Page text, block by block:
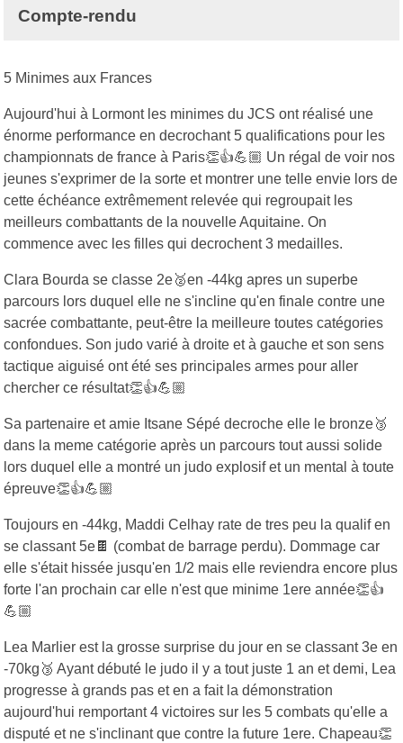
Compte-rendu
5 Minimes aux Frances
Aujourd'hui à Lormont les minimes du JCS ont réalisé une
énorme performance en decrochant 5 qualifications pour les
championnats de france à Paris👏👍💪🏼 Un régal de voir nos
jeunes s'exprimer de la sorte et montrer une telle envie lors de
cette échéance extrêmement relevée qui regroupait les
meilleurs combattants de la nouvelle Aquitaine. On
commence avec les filles qui decrochent 3 medailles.
Clara Bourda se classe 2e🥈en -44kg apres un superbe
parcours lors duquel elle ne s'incline qu'en finale contre une
sacrée combattante, peut-être la meilleure toutes catégories
confondues. Son judo varié à droite et à gauche et son sens
tactique aiguisé ont été ses principales armes pour aller
chercher ce résultat👏👍💪🏼
Sa partenaire et amie Itsane Sépé decroche elle le bronze🥉
dans la meme catégorie après un parcours tout aussi solide
lors duquel elle a montré un judo explosif et un mental à toute
épreuve👏👍💪🏼
Toujours en -44kg, Maddi Celhay rate de tres peu la qualif en
se classant 5e🍫 (combat de barrage perdu). Dommage car
elle s'était hissée jusqu'en 1/2 mais elle reviendra encore plus
forte l'an prochain car elle n'est que minime 1ere année👏👍
💪🏼
Lea Marlier est la grosse surprise du jour en se classant 3e en
-70kg🥉 Ayant débuté le judo il y a tout juste 1 an et demi, Lea
progresse à grands pas et en a fait la démonstration
aujourd'hui remportant 4 victoires sur les 5 combats qu'elle a
disputé et ne s'inclinant que contre la future 1ere. Chapeau👏